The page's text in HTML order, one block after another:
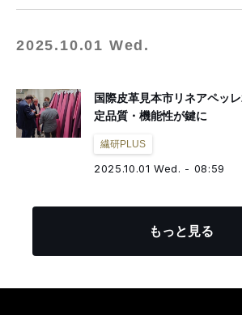
2025.10.01 Wed.
国際皮革見本市リネアペッ
定品質・機能性が鍵に
繊研PLUS
2025.10.01 Wed. - 08:59
もっと見る